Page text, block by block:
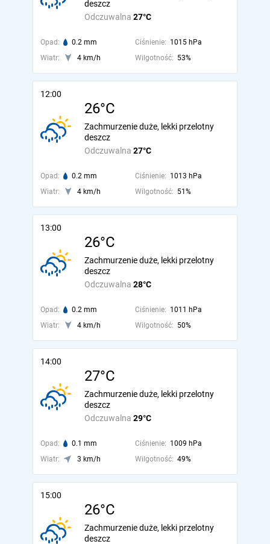
Odczuwalna 27°C
deszcz
Opad: 0.2 mm Ciśnienie: 1015 hPa
Wiatr:
4 km/h Wilgotność: 53%
12:00
26°C
Odczuwalna 27°C
Zachmurzenie duże, lekki przelotny
deszcz
Opad: 0.2 mm Ciśnienie: 1013 hPa
Wiatr:
4 km/h Wilgotność: 51%
13:00
26°C
Odczuwalna 28°C
Zachmurzenie duże, lekki przelotny
deszcz
Opad: 0.2 mm Ciśnienie: 1011 hPa
Wiatr:
4 km/h Wilgotność: 50%
14:00
27°C
Odczuwalna 29°C
Zachmurzenie duże, lekki przelotny
deszcz
Opad: 0.1 mm Ciśnienie: 1009 hPa
Wiatr:
3 km/h Wilgotność: 49%
15:00
26°C
Zachmurzenie duże, lekki przelotny
deszcz